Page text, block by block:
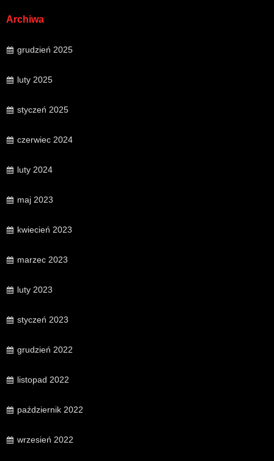
Archiwa
grudzień 2025
luty 2025
styczeń 2025
czerwiec 2024
luty 2024
maj 2023
kwiecień 2023
marzec 2023
luty 2023
styczeń 2023
grudzień 2022
listopad 2022
październik 2022
wrzesień 2022